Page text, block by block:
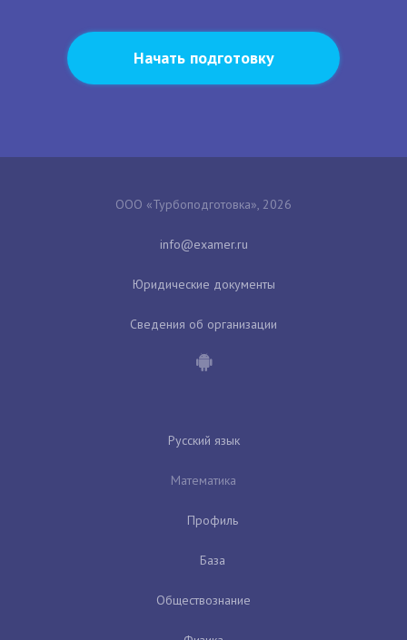
Начать подготовку
ООО «Турбоподготовка», 2026
Юридические документы
Сведения об организации
Русский язык
Математика
Профиль
База
Обществознание